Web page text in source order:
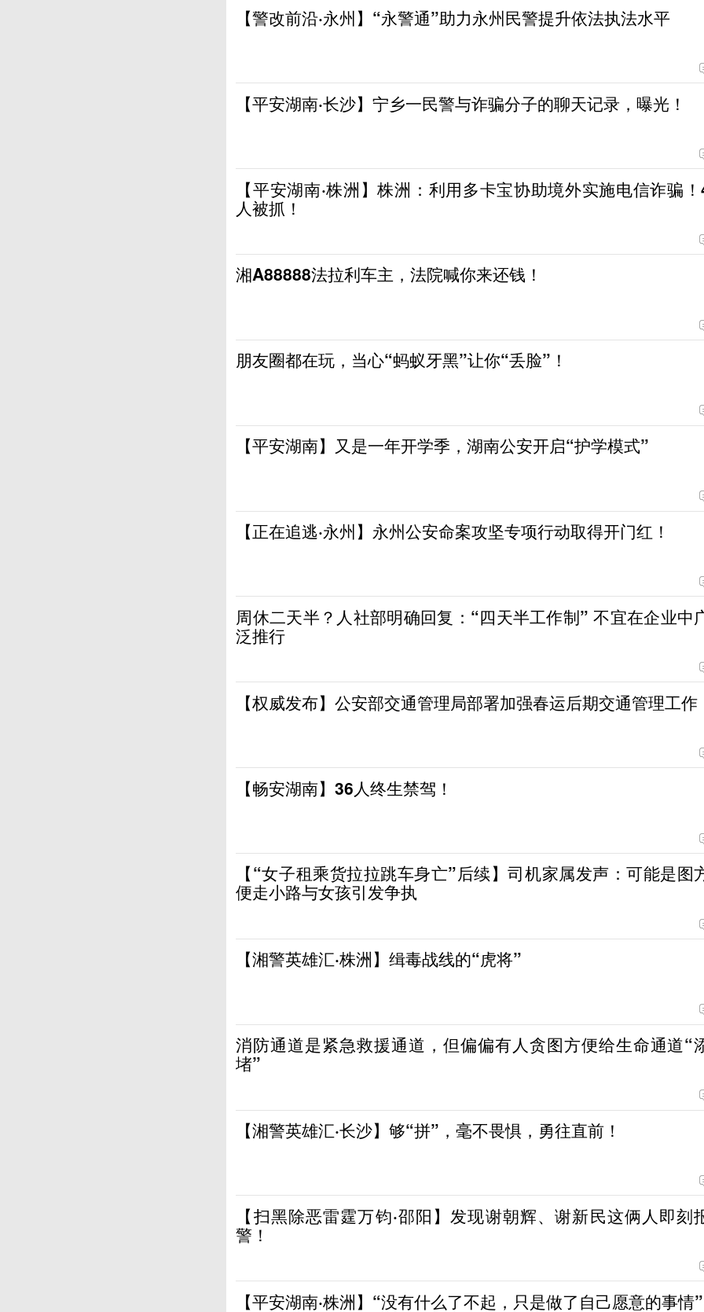
【警改前沿·永州】“永警通”助力永州民警提升依法执法水平
【平安湖南·长沙】宁乡一民警与诈骗分子的聊天记录，曝光！
【平安湖南·株洲】株洲：利用多卡宝协助境外实施电信诈骗
人被抓！
湘A88888法拉利车主，法院喊你来还钱！
朋友圈都在玩，当心“蚂蚁牙黑”让你“丢脸”！
【平安湖南】又是一年开学季，湖南公安开启“护学模式”
【正在追逃·永州】永州公安命案攻坚专项行动取得开门红！
周休二天半？人社部明确回复：“四天半工作制” 不宜在企业中
泛推行
【权威发布】公安部交通管理局部署加强春运后期交通管理工作
【畅安湖南】36人终生禁驾！
【“女子租乘货拉拉跳车身亡”后续】司机家属发声：可能是图
便走小路与女孩引发争执
【湘警英雄汇·株洲】缉毒战线的“虎将”
消防通道是紧急救援通道，但偏偏有人贪图方便给生命通道“
堵”
【湘警英雄汇·长沙】够“拼”，毫不畏惧，勇往直前！
【扫黑除恶雷霆万钧·邵阳】发现谢朝辉、谢新民这俩人即刻
警！
【平安湖南·株洲】“没有什么了不起，只是做了自己愿意的事情”